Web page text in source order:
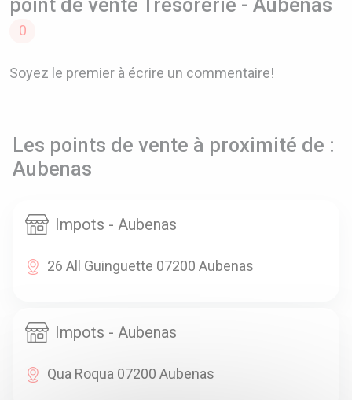
point de vente Tresorerie - Aubenas
0
Soyez le premier à écrire un commentaire!
Les points de vente à proximité de :
Aubenas
Impots - Aubenas
26 All Guinguette 07200 Aubenas
Impots - Aubenas
Qua Roqua 07200 Aubenas